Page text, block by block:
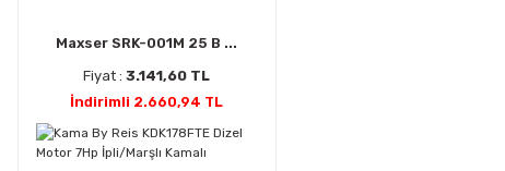
Maxser SRK-001M 25 B ...
Fiyat :3.141,60 TL
İndirimli 2.660,94 TL